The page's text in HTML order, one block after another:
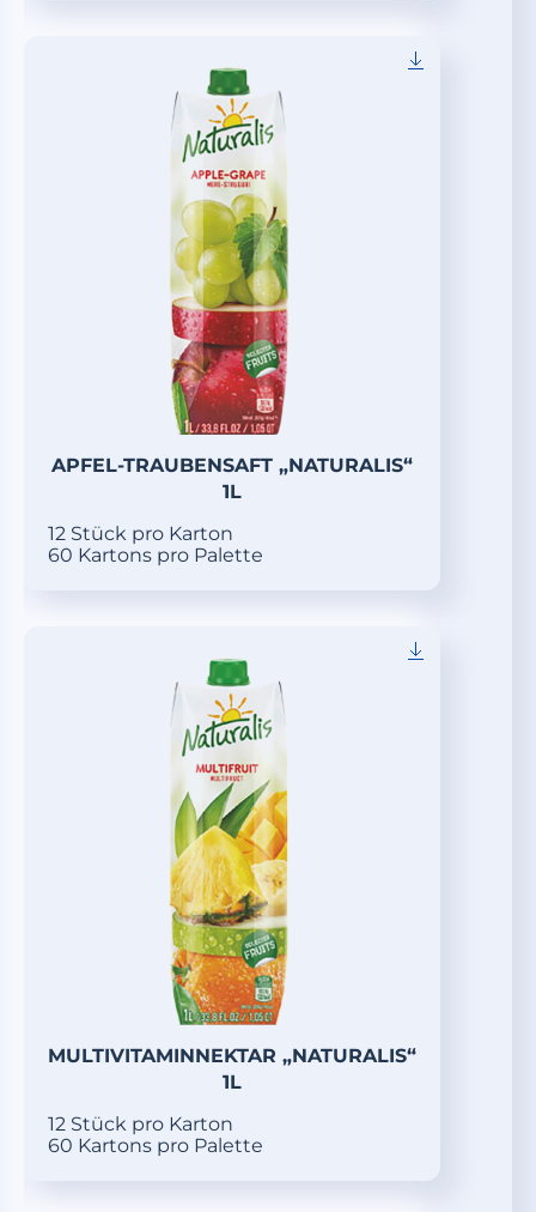
APFEL-TRAUBENSAFT „NATURALIS“
1L
12 Stück pro Karton
60 Kartons pro Palette
MULTIVITAMINNEKTAR „NATURALIS“
1L
12 Stück pro Karton
60 Kartons pro Palette